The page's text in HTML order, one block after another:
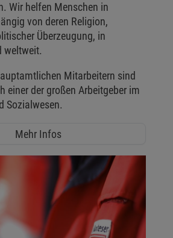
Wir helfen Menschen in
von deren Religion,
Überzeugung, in
weltweit.
Mitarbeitern sind
einer der großen Arbeitgeber im
Sozialwesen.
Mehr Infos